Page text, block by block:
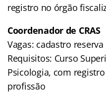
registro no órgão
Coordenador de CRAS
Vagas: cadastro reserva
Requisitos: Curso
Psicologia, com
profissão